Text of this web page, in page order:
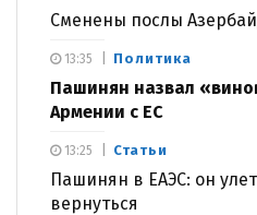
Сменены послы
Политика
Пашинян назвал
Армении с ЕС
13:35
Статьи
Пашинян в ЕАЭС: он
вернуться
13:25